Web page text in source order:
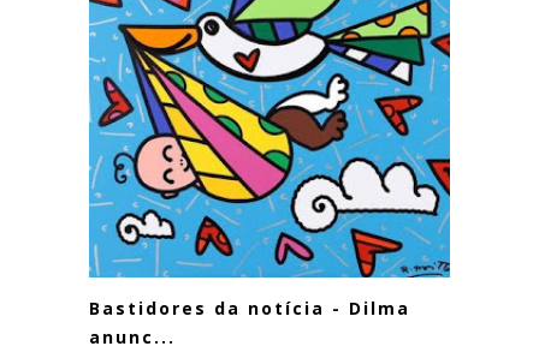
Bastidores da notícia - Dilma
anunc...